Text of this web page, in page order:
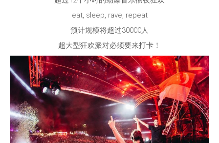
eat, sleep, rave, repeat
预计规模将超过30000人
超大型狂欢派对必须要来打卡！